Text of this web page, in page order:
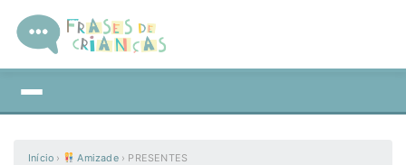
Início › Amizade › PRESENTES